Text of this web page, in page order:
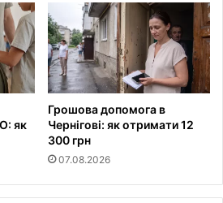
як
Грошова допомога в
Чернігові: як отримати 12
300 грн
07.08.2026